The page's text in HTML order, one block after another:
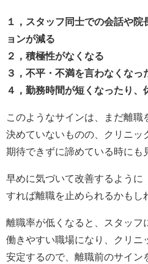
１，スタッフ同士での会話や
ョンが減る
２，積極性がなくなる
３，不平・不満を言わなくなっ
４，勤務時間が短くなったり、
このようなサインは、まだ離職
決めていないものの、クリニッ
期待できずに諦めている時にも
早めに気づいて改善するように
すれば離職を止められるかもし
離職率が低くなると、スタッフ
働きやすい職場になり、クリニ
安定するので、離職前のサイン